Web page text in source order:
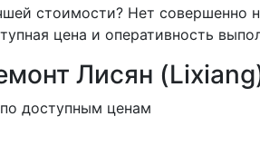
стоимости? Нет совершенно
цена и оперативность
Лисян
доступным ценам